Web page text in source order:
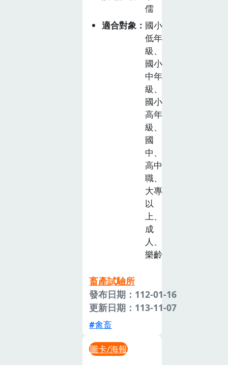
儒
適合對象
國小
低年
級、
國小
中年
級、
國小
高年
級、
國
中、
高中
職、
大專
以
上、
成
人、
樂齡
畜產試驗所
發布日期：112-01-16
更新日期：113-11-07
禽畜
圖卡/海報